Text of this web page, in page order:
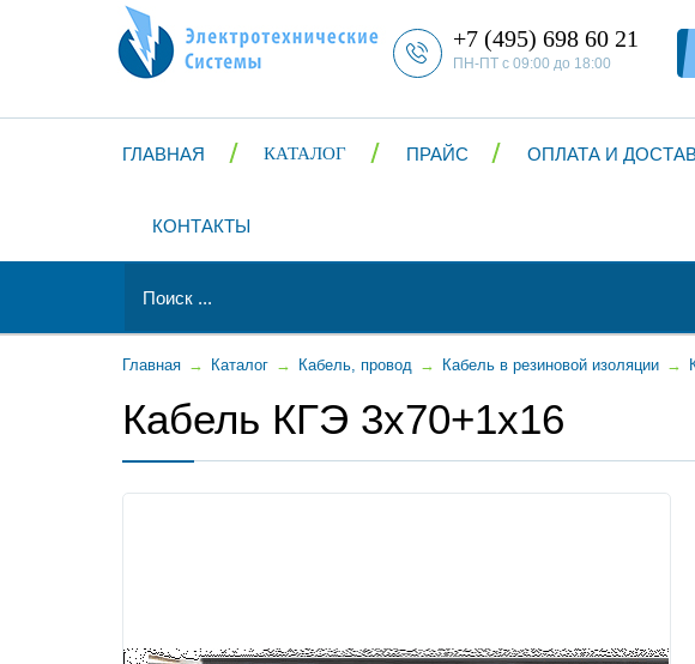
+7 (495) 698 60 21
ПН-ПТ с 09:00 до 18:00
ГЛАВНАЯ КАТАЛОГ ПРАЙС ОПЛАТА И
КОНТАКТЫ
Главная → Каталог → Кабель, провод → Кабель в резиновой изоляции →
Кабель КГЭ 3x70+1x16